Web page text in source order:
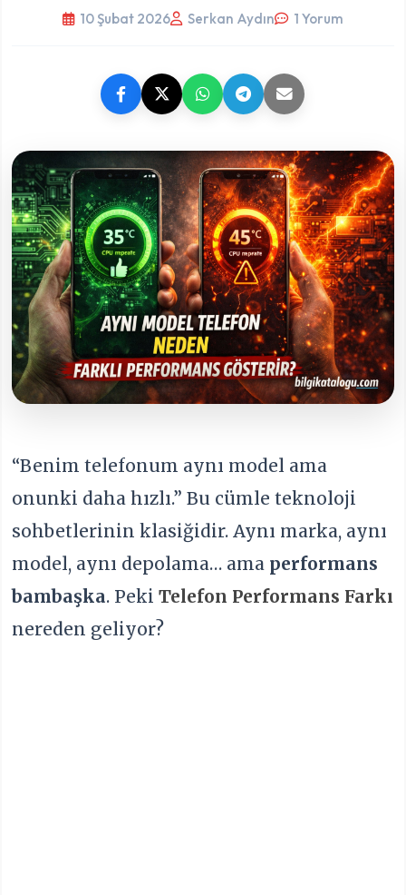
10 Şubat 2026 Serkan Aydın 1 Yorum
“Benim telefonum aynı model ama
onunki daha hızlı.” Bu cümle teknoloji
sohbetlerinin klasiğidir. Aynı marka, aynı
model, aynı depolama… ama performans
bambaşka. PekiTelefon Performans Farkı
nereden geliyor?